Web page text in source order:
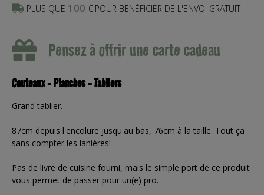
PLUS QUE 100 € POUR BÉNÉFICIER DE L'ENVOI GRATUIT
Pensez à offrir une carte cadeau
Couteaux - Planches - Tabliers
Grand tablier.
87cm depuis l'encolure jusqu'au bas, 76cm à la taille. Tout ça
sans compter les lanières!
Pas de livre de cuisine fourni, mais le simple port de ce produit
vous permet de passer pour un(e) pro.